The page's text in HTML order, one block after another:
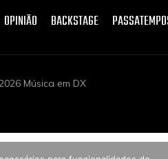
OPINIÃO BACKSTAGE
Música em DX